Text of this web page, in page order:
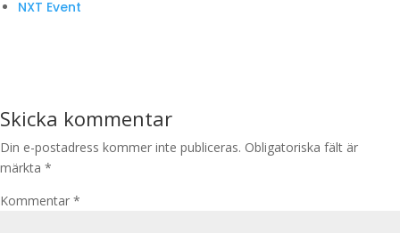
NXT Event
Skicka kommentar
Din e-postadress kommer inte publiceras. Obligatoriska fält är
märkta *
Kommentar *